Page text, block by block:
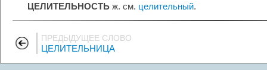
ЦЕЛИТЕЛЬНОСТЬ ж. см. целительный.
ПРЕДЫДУЩЕЕ СЛОВО
ЦЕЛИТЕЛЬНИЦА